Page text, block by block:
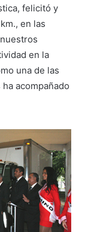
felicitó y
en las
en la
una de las
acompañado